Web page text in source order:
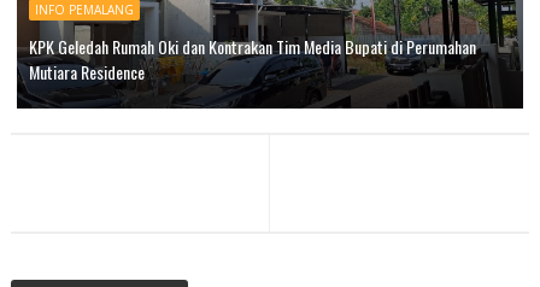
INFO PEMALANG
KPK Geledah Rumah Oki dan Kontrakan Tim Media Bupati di Perumahan
Mutiara Residence